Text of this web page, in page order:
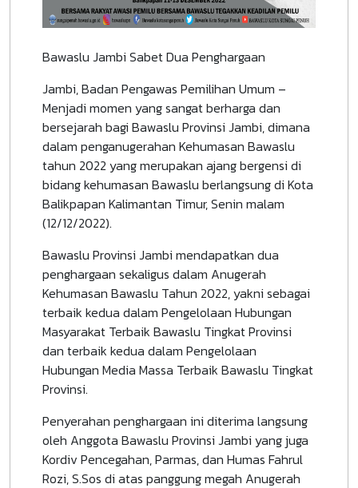
Bawaslu Jambi Sabet Dua Penghargaan
Jambi, Badan Pengawas Pemilihan Umum –
Menjadi momen yang sangat berharga dan
bersejarah bagi Bawaslu Provinsi Jambi, dimana
dalam penganugerahan Kehumasan Bawaslu
tahun 2022 yang merupakan ajang bergensi di
bidang kehumasan Bawaslu berlangsung di Kota
Balikpapan Kalimantan Timur, Senin malam
(12/12/2022).
Bawaslu Provinsi Jambi mendapatkan dua
penghargaan sekaligus dalam Anugerah
Kehumasan Bawaslu Tahun 2022, yakni sebagai
terbaik kedua dalam Pengelolaan Hubungan
Masyarakat Terbaik Bawaslu Tingkat Provinsi
dan terbaik kedua dalam Pengelolaan
Hubungan Media Massa Terbaik Bawaslu Tingkat
Provinsi.
Penyerahan penghargaan ini diterima langsung
oleh Anggota Bawaslu Provinsi Jambi yang juga
Kordiv Pencegahan, Parmas, dan Humas Fahrul
Rozi, S.Sos di atas panggung megah Anugerah